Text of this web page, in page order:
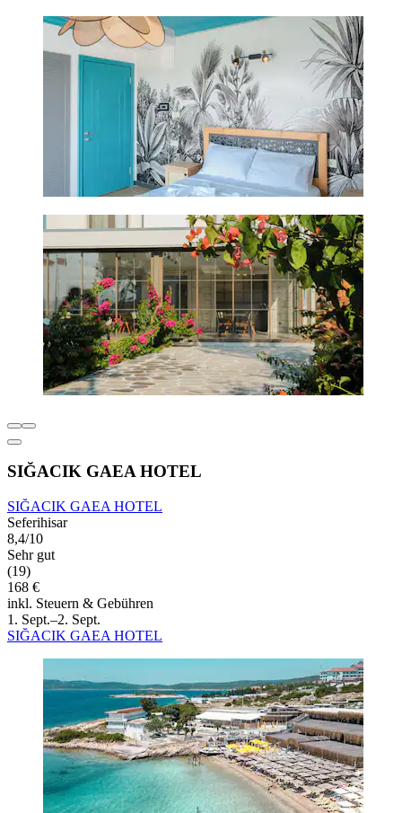
SIĞACIK GAEA HOTEL
SIĞACIK GAEA HOTEL
Seferihisar
8,4/10
Sehr gut
(19)
168 €
inkl. Steuern & Gebühren
1. Sept.–2. Sept.
SIĞACIK GAEA HOTEL